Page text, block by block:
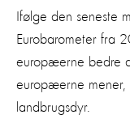
Ifølge den seneste
Eurobarometer fra
europæerne bedre
europæerne
landbrugsdyr.